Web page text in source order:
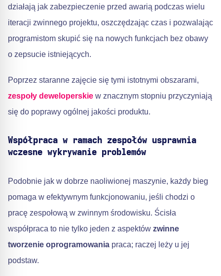
działają jak zabezpieczenie przed awarią podczas wielu
iteracji zwinnego projektu, oszczędzając czas i pozwalając
programistom skupić się na nowych funkcjach bez obawy
o zepsucie istniejących.
Poprzez staranne zajęcie się tymi istotnymi obszarami,
zespoły deweloperskie w znacznym stopniu przyczyniają
się do poprawy ogólnej jakości produktu.
Współpraca w ramach zespołów usprawnia
wczesne wykrywanie problemów
Podobnie jak w dobrze naoliwionej maszynie, każdy bieg
pomaga w efektywnym funkcjonowaniu, jeśli chodzi o
pracę zespołową w zwinnym środowisku. Ścisła
współpraca to nie tylko jeden z aspektów zwinne
tworzenie oprogramowania praca; raczej leży u jej
podstaw.